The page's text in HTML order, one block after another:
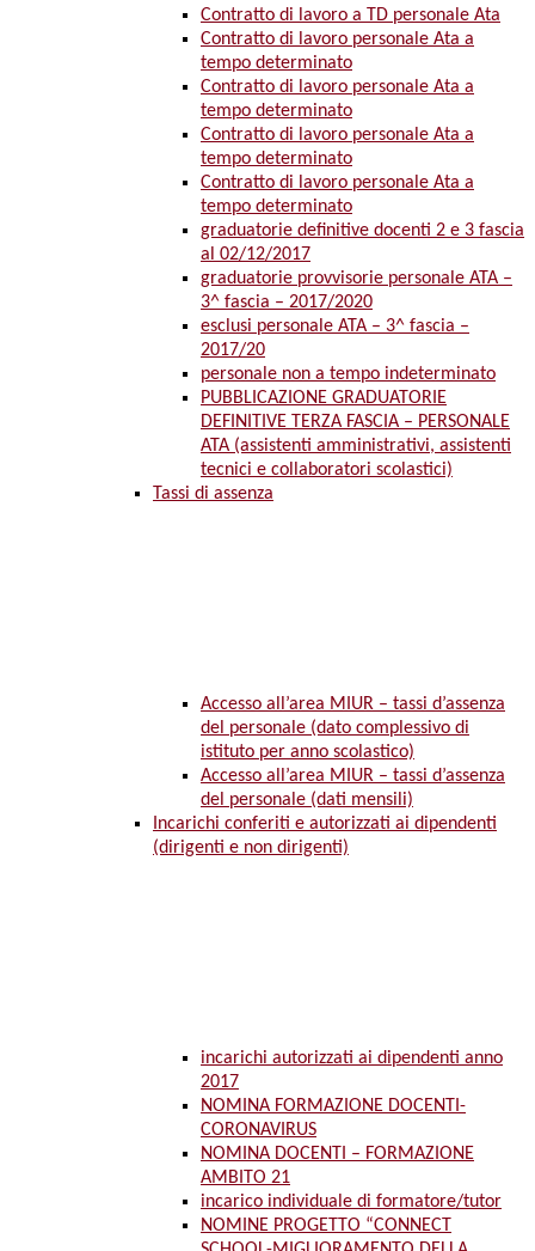
Contratto di lavoro a TD personale Ata
Contratto di lavoro personale Ata a
tempo determinato
Contratto di lavoro personale Ata a
tempo determinato
Contratto di lavoro personale Ata a
tempo determinato
Contratto di lavoro personale Ata a
tempo determinato
graduatorie definitive docenti 2 e 3 fascia
al 02/12/2017
graduatorie provvisorie personale ATA –
3^ fascia – 2017/2020
esclusi personale ATA – 3^ fascia –
2017/20
personale non a tempo indeterminato
PUBBLICAZIONE GRADUATORIE
DEFINITIVE TERZA FASCIA – PERSONALE
ATA (assistenti amministrativi, assistenti
tecnici e collaboratori scolastici)
Tassi di assenza
Accesso all’area MIUR – tassi d’assenza
del personale (dato complessivo di
istituto per anno scolastico)
Accesso all’area MIUR – tassi d’assenza
del personale (dati mensili)
Incarichi conferiti e autorizzati ai dipendenti
(dirigenti e non dirigenti)
incarichi autorizzati ai dipendenti anno
2017
NOMINA FORMAZIONE DOCENTI-
CORONAVIRUS
NOMINA DOCENTI – FORMAZIONE
AMBITO 21
incarico individuale di formatore/tutor
NOMINE PROGETTO “CONNECT